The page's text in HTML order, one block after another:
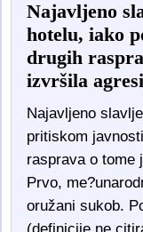
Najavljeno
hotelu, iako
drugih
izvršila
Najavljeno
pritiskom
rasprava o tome
Prvo,
oružani sukob.